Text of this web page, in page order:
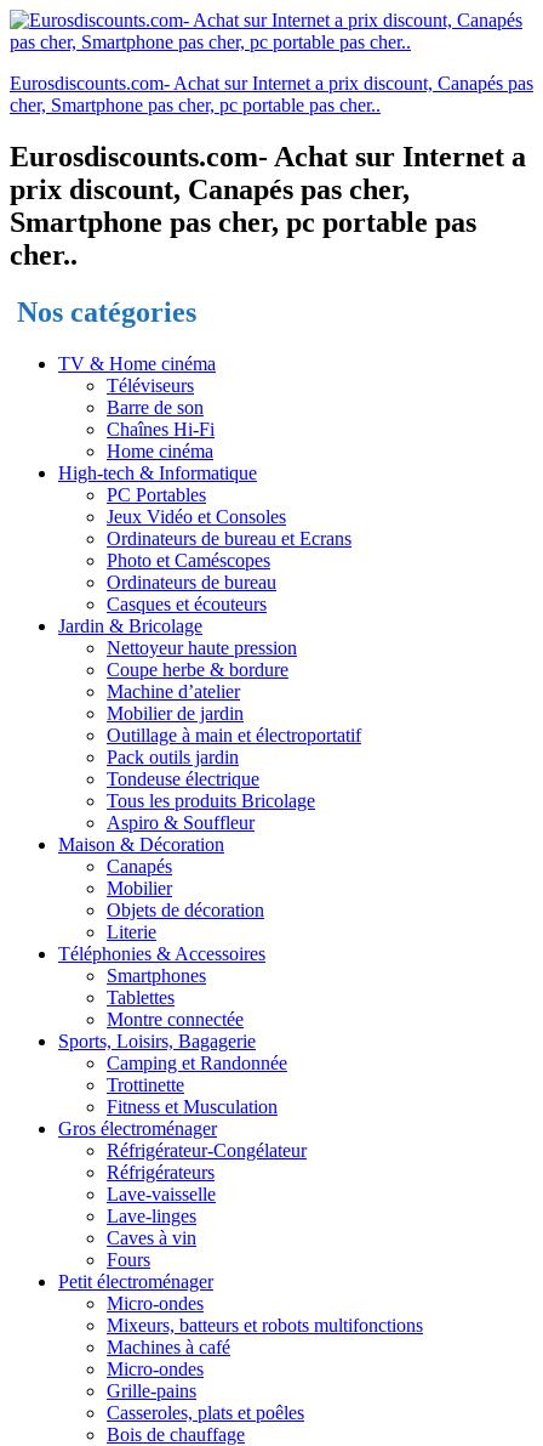
Eurosdiscounts.com- Achat sur Internet a prix discount, Canapés pas
cher, Smartphone pas cher, pc portable pas cher..
Eurosdiscounts.com- Achat sur Internet a
prix discount, Canapés pas cher,
Smartphone pas cher, pc portable pas
cher..
Nos catégories
TV & Home cinéma
Téléviseurs
Barre de son
Chaînes Hi-Fi
Home cinéma
High-tech & Informatique
PC Portables
Jeux Vidéo et Consoles
Ordinateurs de bureau et Ecrans
Photo et Caméscopes
Ordinateurs de bureau
Casques et écouteurs
Jardin & Bricolage
Nettoyeur haute pression
Coupe herbe & bordure
Machine d’atelier
Mobilier de jardin
Outillage à main et électroportatif
Pack outils jardin
Tondeuse électrique
Tous les produits Bricolage
Aspiro & Souffleur
Maison & Décoration
Canapés
Mobilier
Objets de décoration
Literie
Téléphonies & Accessoires
Smartphones
Tablettes
Montre connectée
Sports, Loisirs, Bagagerie
Camping et Randonnée
Trottinette
Fitness et Musculation
Gros électroménager
Réfrigérateur-Congélateur
Réfrigérateurs
Lave-vaisselle
Lave-linges
Caves à vin
Fours
Petit électroménager
Micro-ondes
Mixeurs, batteurs et robots multifonctions
Machines à café
Micro-ondes
Grille-pains
Casseroles, plats et poêles
Bois de chauffage